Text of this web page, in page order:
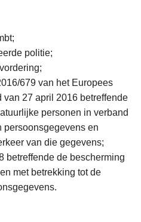
politie;
679 van het Europees
van 27 april 2016 betreffende
personen in verband
persoonsgegevens en
van die gegevens;
betreffende de bescherming
met betrekking tot de